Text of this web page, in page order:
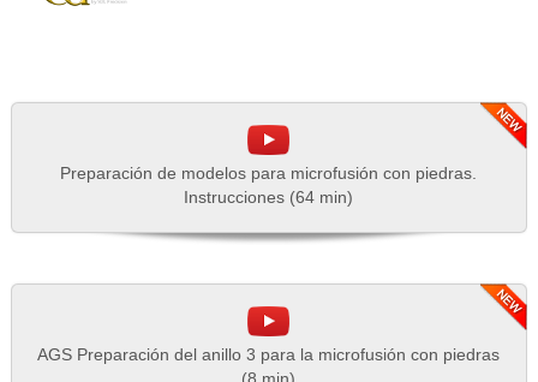
Preparación de modelos para microfusión con piedras.
Instrucciones (64 min)
AGS Preparación del anillo 3 para la microfusión con piedras